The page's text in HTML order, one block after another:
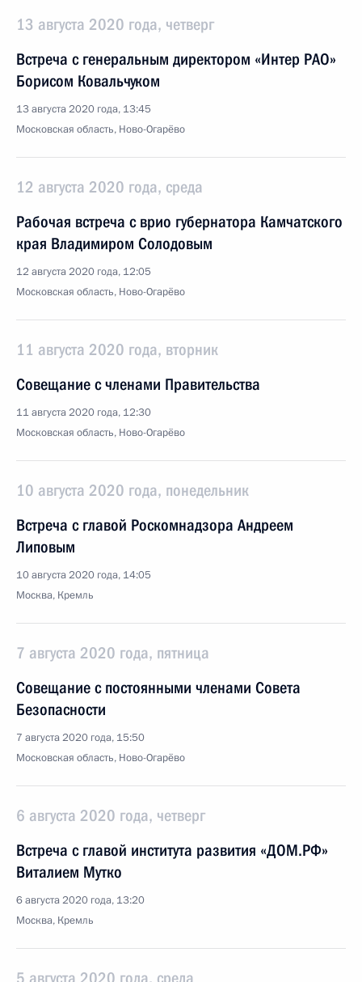
13 августа 2020 года, четверг
Встреча с генеральным директором «Интер РАО»
Борисом Ковальчуком
13 августа 2020 года, 13:45
Московская область, Ново-Огарёво
12 августа 2020 года, среда
Рабочая встреча с врио губернатора Камчатского
края Владимиром Солодовым
12 августа 2020 года, 12:05
Московская область, Ново-Огарёво
11 августа 2020 года, вторник
Совещание с членами Правительства
11 августа 2020 года, 12:30
Московская область, Ново-Огарёво
10 августа 2020 года, понедельник
Встреча с главой Роскомнадзора Андреем
Липовым
10 августа 2020 года, 14:05
Москва, Кремль
7 августа 2020 года, пятница
Совещание с постоянными членами Совета
Безопасности
7 августа 2020 года, 15:50
Московская область, Ново-Огарёво
6 августа 2020 года, четверг
Встреча с главой института развития «ДОМ.РФ»
Виталием Мутко
6 августа 2020 года, 13:20
Москва, Кремль
5 августа 2020 года, среда